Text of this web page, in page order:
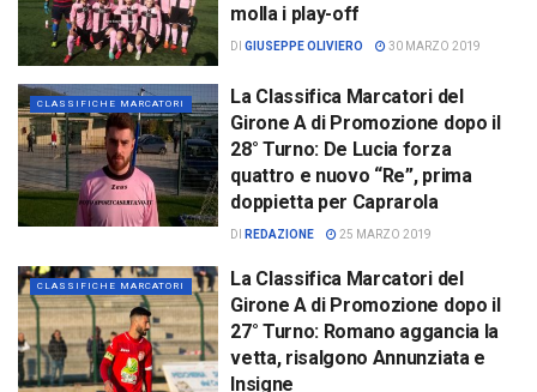
molla i play-off
DI GIUSEPPE OLIVIERO 30 MARZO 2019
CLASSIFICHE MARCATORI
La Classifica Marcatori del
Girone A di Promozione dopo il
28° Turno: De Lucia forza
quattro e nuovo “Re”, prima
doppietta per Caprarola
DI REDAZIONE 25 MARZO 2019
CLASSIFICHE MARCATORI
La Classifica Marcatori del
Girone A di Promozione dopo il
27° Turno: Romano aggancia la
vetta, risalgono Annunziata e
Insigne